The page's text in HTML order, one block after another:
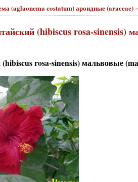
(aglaonema costatum) ароидные (araceae)
(hibiscus rosa-sinensis)
rosa-sinensis) мальвовые